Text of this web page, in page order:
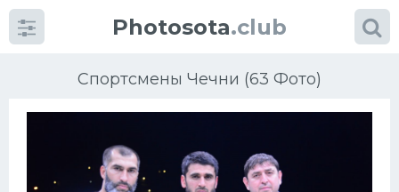
Photosota.club
Спортсмены Чечни (63 Фото)